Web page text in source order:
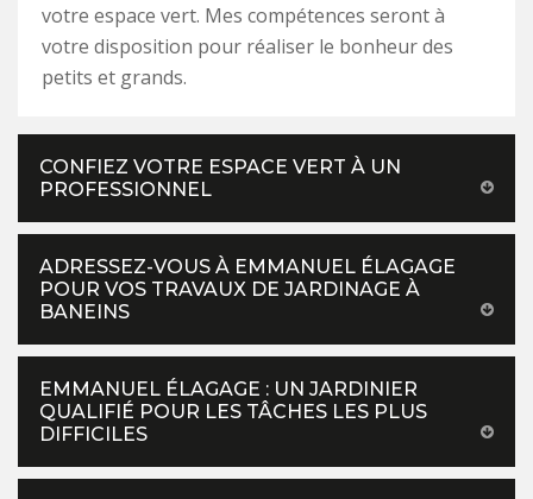
votre espace vert. Mes compétences seront à
votre disposition pour réaliser le bonheur des
petits et grands.
CONFIEZ VOTRE ESPACE VERT À UN
PROFESSIONNEL
ADRESSEZ-VOUS À EMMANUEL ÉLAGAGE
POUR VOS TRAVAUX DE JARDINAGE À
BANEINS
EMMANUEL ÉLAGAGE : UN JARDINIER
QUALIFIÉ POUR LES TÂCHES LES PLUS
DIFFICILES